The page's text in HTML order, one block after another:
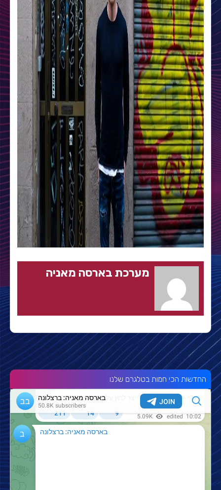
מערכת בארסה מאניה
החדשות הכי חמות בטלגרם שלנו